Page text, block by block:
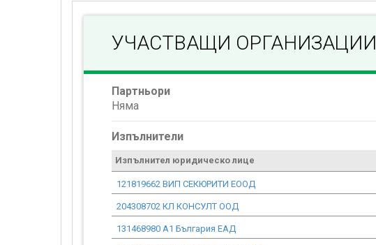
УЧАСТВАЩИ ОРГАНИЗАЦИИ
Партньори
Няма
Изпълнители
Изпълнител юридическо лице
121819662 ВИП СЕКЮРИТИ ЕООД
204308702 КЛ КОНСУЛТ ООД
131468980 А1 България ЕАД